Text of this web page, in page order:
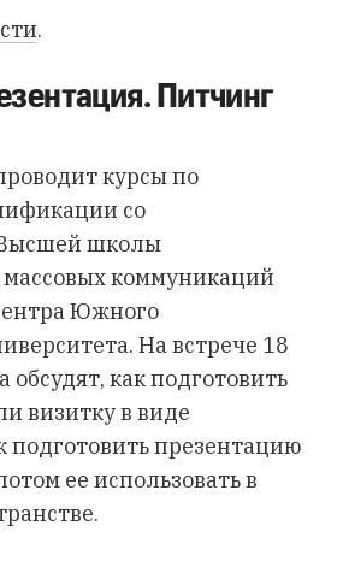
.
Питчинг
курсы по
со
школы
коммуникаций
Южного
На встрече 18
обсудят, как подготовить
визитку в виде
подготовить презентацию
ее использовать в